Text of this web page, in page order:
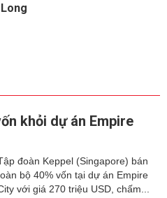
khỏi dự án Empire
đoàn Keppel (Singapore) bán
bộ 40% vốn tại dự án Empire
với giá 270 triệu USD, chấm...